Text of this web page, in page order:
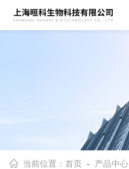
当前位置：首页 - 产品中心